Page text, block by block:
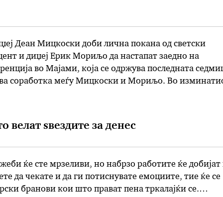
Деан Мицкоски доби лична покана од светски
и диџеј Ерик Мориљо да настапат заедно на
во Мајами, која се одржува последната
соработка меѓу Мицкоски и Мориљо. Во
велат ѕвездите за денес
ќе сте мрзеливи, но набрзо работите ќе добијат
да чекате и да ги потиснувате емоциите, тие ќе се
бранови кои што прават пена тркалајќи се.